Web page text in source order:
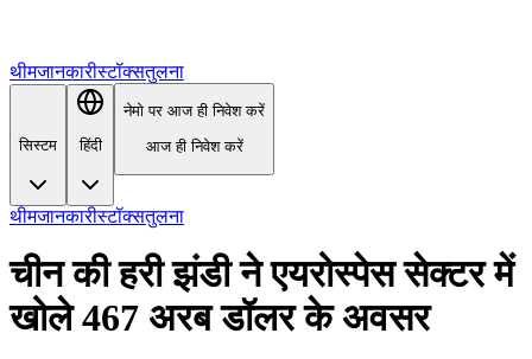
थीमजानकारीस्टॉक्सतुलना
सिस्टम हिंदी
नेमो पर आज ही निवेश करें
आज ही निवेश करें
थीमजानकारीस्टॉक्सतुलना
चीन की हरी झंडी ने एयरोस्पेस सेक्टर में
खोले 467 अरब डॉलर के अवसर